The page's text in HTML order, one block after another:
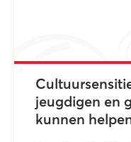
jeugdigen en
kunnen